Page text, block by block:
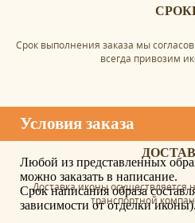
Срок выполнения заказа мы
всегда привозим
Доставка иконы
транспортной
Условия заказа
Любой из представленных
можно заказать в написание.
Срок написания образа
зависимости от отделки